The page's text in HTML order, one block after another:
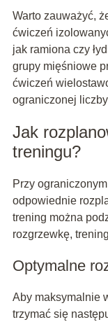
Warto zauważyć,
ćwiczeń
jak ramiona czy
grupy mięśniowe
ćwiczeń
ograniczonej
Jak
treningu?
Przy
odpowiednie
trening można
rozgrzewkę,
Optymalne
Aby maksymalnie
trzymać się